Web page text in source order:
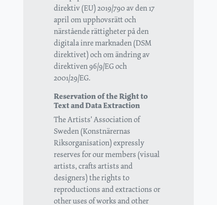
direktiv (EU) 2019/790 av den 17
april om upphovsrätt och
närstående rättigheter på den
digitala inre marknaden (DSM
direktivet) och om ändring av
direktiven 96/9/EG och
2001/29/EG.
Reservation of the Right to
Text and Data Extraction
The Artists' Association of
Sweden (Konstnärernas
Riksorganisation) expressly
reserves for our members (visual
artists, crafts artists and
designers) the rights to
reproductions and extractions or
other uses of works and other